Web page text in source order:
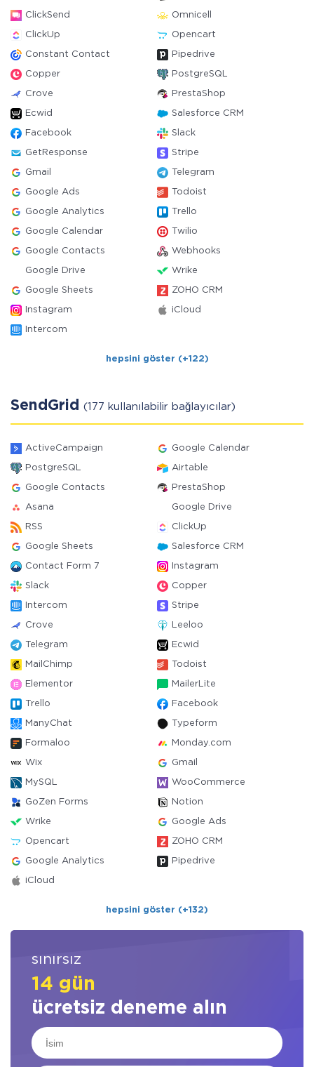
ClickSend Omnicell
ClickUp Opencart
Constant Contact Pipedrive
Copper PostgreSQL
Crove PrestaShop
Ecwid Salesforce CRM
Facebook Slack
GetResponse Stripe
Gmail Telegram
Google Ads Todoist
Google Analytics Trello
Google Calendar Twilio
Google Contacts Webhooks
Google Drive Wrike
Google Sheets ZOHO CRM
Instagram iCloud
Intercom
hepsini göster (+122)
SendGrid (177 kullanılabilir bağlayıcılar)
ActiveCampaign Google Calendar
PostgreSQL Airtable
Google Contacts PrestaShop
Asana Google Drive
RSS ClickUp
Google Sheets Salesforce CRM
Contact Form 7 Instagram
Slack Copper
Intercom Stripe
Crove Leeloo
Telegram Ecwid
MailChimp Todoist
Elementor MailerLite
Trello Facebook
ManyChat Typeform
Formaloo Monday.com
Wix Gmail
MySQL WooCommerce
GoZen Forms Notion
Wrike Google Ads
Opencart ZOHO CRM
Google Analytics Pipedrive
iCloud
hepsini göster (+132)
sınırsız
14 gün
ücretsiz deneme alın